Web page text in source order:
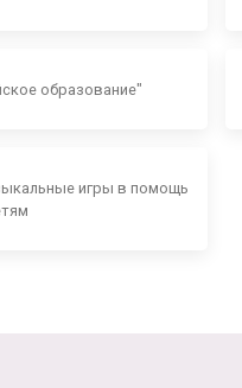
образование"
игры в помощь